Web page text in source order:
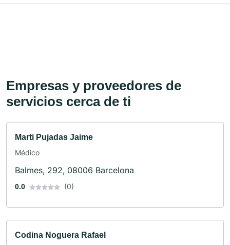
Empresas y proveedores de
servicios cerca de ti
Marti Pujadas Jaime
Médico
Balmes, 292, 08006 Barcelona
0.0 (0)
Codina Noguera Rafael